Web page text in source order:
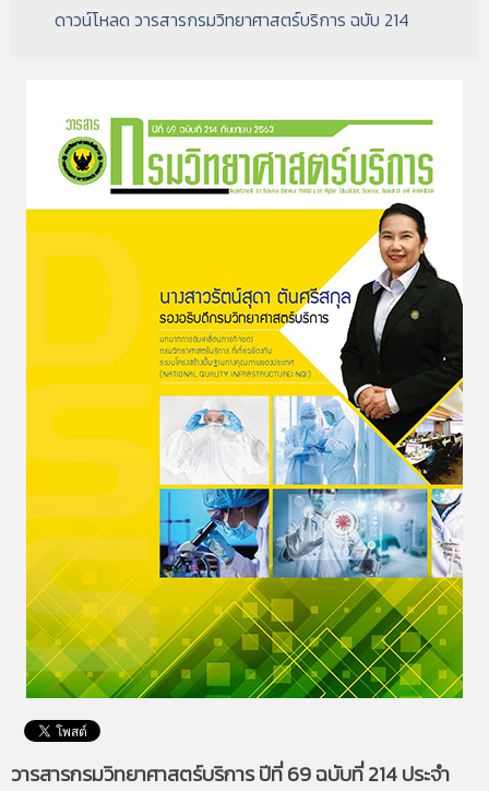
ดาวน์โหลด วารสารกรมวิทยาศาสตร์บริการ ฉบับ 214
วารสารกรมวิทยาศาสตร์บริการ ปีที่ 69 ฉบับที่ 214 ประจำ